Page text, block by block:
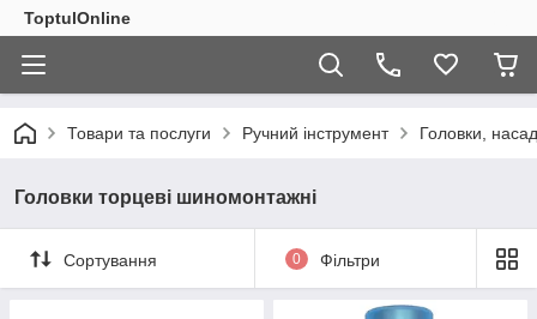
ToptulOnline
Товари та послуги Ручний інструмент Головки,
Головки торцеві шиномонтажні
Сортування 0 Фільтри